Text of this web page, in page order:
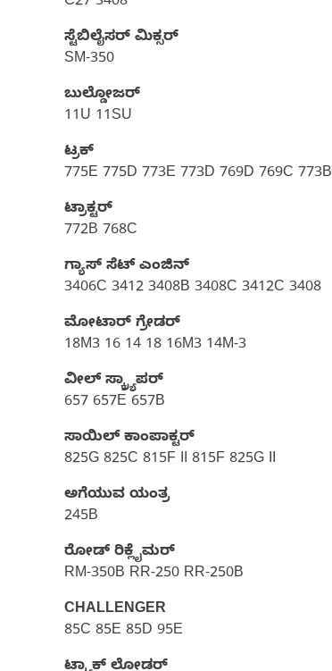
ಸ್ಟೆಬಿಲೈಸರ್ ಮಿಕ್ಸರ್
SM-350
ಬುಲ್ಡೋಜರ್
11U 11SU
ಟ್ರಕ್
775E 775D 773E 773D 769D 769C 773B
ಟ್ರಾಕ್ಟರ್
772B 768C
ಗ್ಯಾಸ್‌ ಸೆಟ್‌ ಎಂಜಿನ್
3406C 3412 3408B 3408C 3412C 3408
ಮೋಟಾರ್ ಗ್ರೇಡರ್
18M3 16 14 18 16M3 14M-3
ವೀಲ್ ಸ್ಕ್ರ್ಯಾಪರ್
657 657E 657B
ಸಾಯಿಲ್ ಕಾಂಪಾಕ್ಟರ್
825G 825C 815F II 815F 825G II
ಅಗೆಯುವ ಯಂತ್ರ
245B
ರೋಡ್ ರಿಕ್ಲೈಮರ್‌
RM-350B RR-250 RR-250B
CHALLENGER
85C 85E 85D 95E